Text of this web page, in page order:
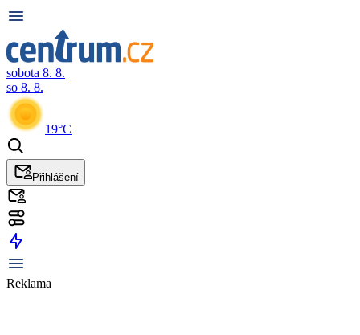
sobota 8. 8.
so 8. 8.
19°C
Přihlášení
Reklama